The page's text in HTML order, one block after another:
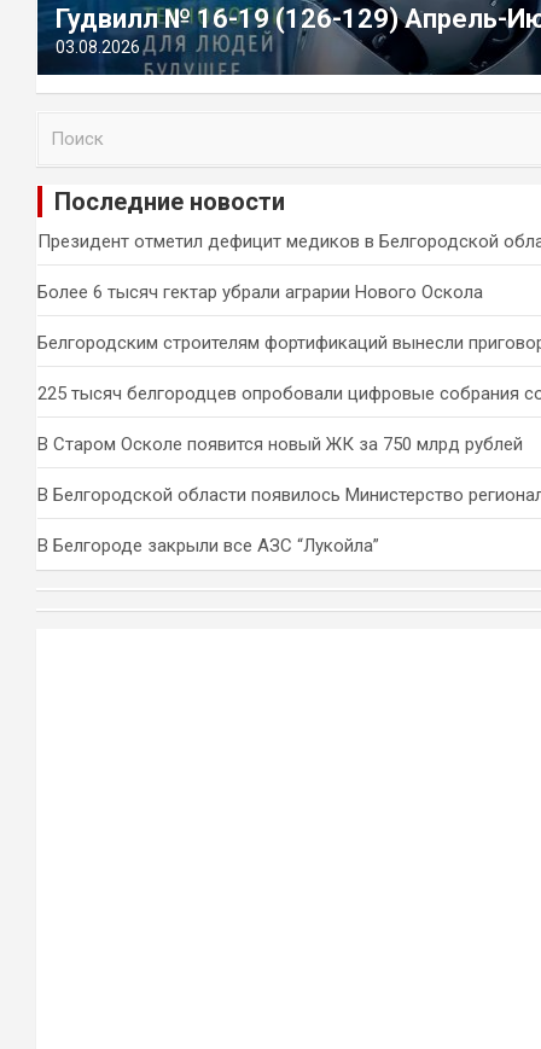
Гудвилл № 16-19 (126-129) Апрель-
03.08.2026
и
Последние новости
Президент отметил дефицит медиков в Белгородской
Более 6 тысяч гектар убрали аграрии Нового Оскола
Белгородским строителям фортификаций вынесли
225 тысяч белгородцев опробовали цифровые собрания
В Старом Осколе появится новый ЖК за 750 млрд рублей
В Белгородской области появилось Министерство
В Белгороде закрыли все АЗС “Лукойла”